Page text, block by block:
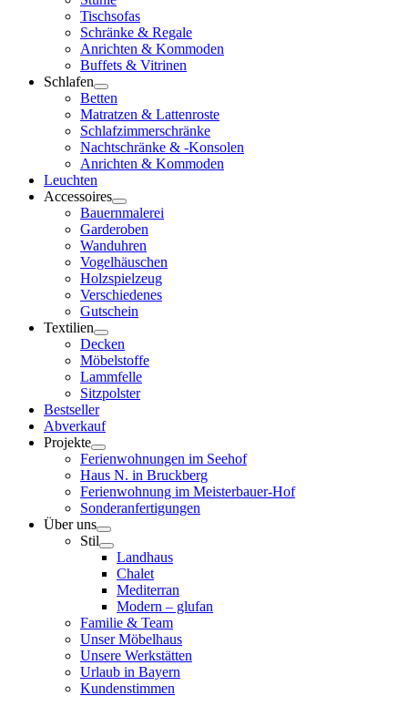
Tischsofas
Schränke & Regale
Anrichten & Kommoden
Buffets & Vitrinen
Schlafen
Betten
Matratzen & Lattenroste
Schlafzimmerschränke
Nachtschränke & -Konsolen
Anrichten & Kommoden
Leuchten
Accessoires
Bauernmalerei
Garderoben
Wanduhren
Vogelhäuschen
Holzspielzeug
Verschiedenes
Gutschein
Textilien
Decken
Möbelstoffe
Lammfelle
Sitzpolster
Bestseller
Abverkauf
Projekte
Ferienwohnungen im Seehof
Haus N. in Bruckberg
Ferienwohnung im Meisterbauer-Hof
Sonderanfertigungen
Über uns
Stil
Landhaus
Chalet
Mediterran
Modern – glufan
Familie & Team
Unser Möbelhaus
Unsere Werkstätten
Urlaub in Bayern
Kundenstimmen